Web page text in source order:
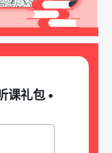
课礼包 •